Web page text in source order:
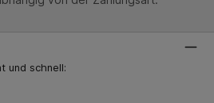
und schnell: